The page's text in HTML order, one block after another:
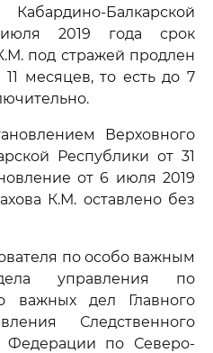
Балкарской
2019 года срок
под стражей продлен
месяцев, то есть до 7
Верховного
Республики от 31
от 6 июля 2019
К.М. оставлено без
по особо важным
управления по
важных дел Главного
Следственного
Федерации по Северо-